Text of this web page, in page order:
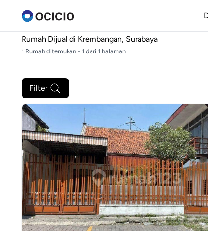
Rumah Dijual di Krembangan, Surabaya
1 Rumah ditemukan - 1 dari 1 halaman
Filter